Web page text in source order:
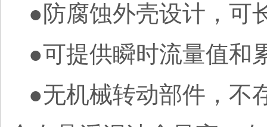
●防腐蚀外壳设计，可
●可提供瞬时流量值和
●无机械转动部件，不